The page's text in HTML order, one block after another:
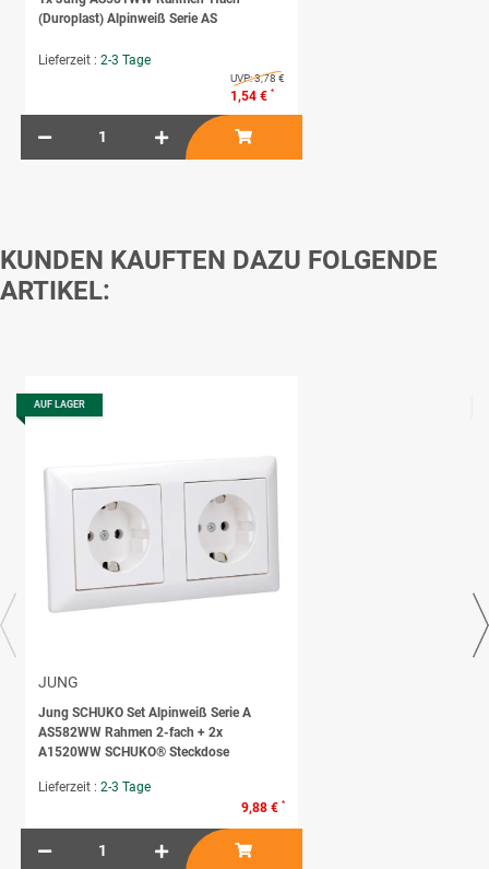
(Duroplast) Alpinweiß Serie AS
Lieferzeit : 2-3 Tage
UVP:3,78 €
1,54 € *
KUNDEN KAUFTEN DAZU FOLGENDE
ARTIKEL:
AUF LAGER
JUNG
Jung SCHUKO Set Alpinweiß Serie A
AS582WW Rahmen 2-fach + 2x
A1520WW SCHUKO® Steckdose
Lieferzeit : 2-3 Tage
9,88 € *